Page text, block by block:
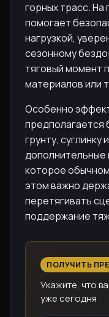
горных трасс. На
помогает
нагрузкой,
сезонному
тяговый момент
материалов или
Особенно
предполагается
грунту,
которое
этом важно
перетягивать
поддержание
ПОЛУЧИТЬ
Укажите, что
уже сегодня